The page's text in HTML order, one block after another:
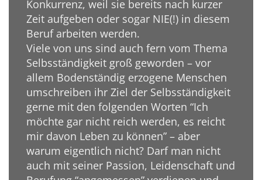
Konkurrenz, weil sie bereits nach kurzer
Zeit aufgeben oder sogar NIE(!) in diesem
Beruf arbeiten werden.
Viele von uns sind auch fern vom Thema
Selbsständigkeit groß geworden – vor
allem Bodenständig erzogene Menschen
umschreiben ihr Ziel der Selbsständigkeit
gerne mit den folgenden Worten “Ich
möchte gar nicht reich werden, es reicht
mir davon Leben zu können” – aber
warum eigentlich nicht? Darf man nicht
auch mit seiner Passion, Leidenschaft und